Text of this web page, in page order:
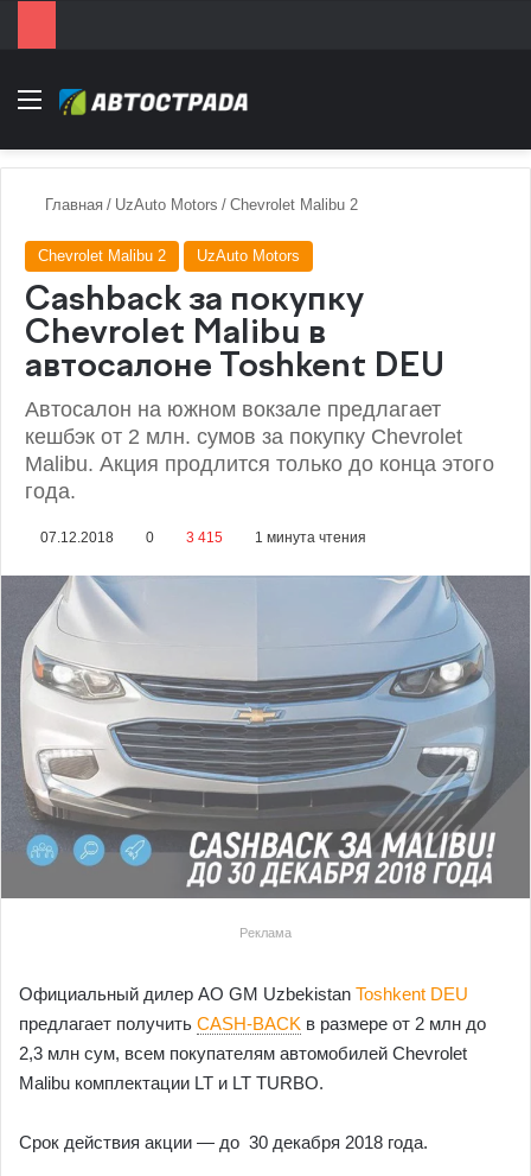
Menu
Главная / UzAuto Motors / Chevrolet Malibu 2
Chevrolet Malibu 2 UzAuto Motors
Cashback за покупку
Chevrolet Malibu в
автосалоне Toshkent DEU
Автосалон на южном вокзале предлагает
кешбэк от 2 млн. сумов за покупку Chevrolet
Malibu. Акция продлится только до конца этого
года.
07.12.2018 0 3 415 1 минута чтения
Реклама
Официальный дилер АО GM Uzbekistan Toshkent DEU
предлагает получить CASH-BACK в размере от 2 млн до
2,3 млн сум, всем покупателям автомобилей Chevrolet
Malibu комплектации LT и LT TURBO.
Срок действия акции — до 30 декабря 2018 года.